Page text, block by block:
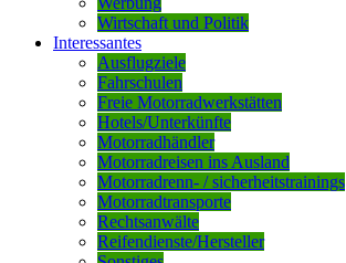
Wirtschaft und Politik
Interessantes
Ausflugziele
Fahrschulen
Freie Motorradwerkstätten
Hotels/Unterkünfte
Motorradhändler
Motorradreisen ins Ausland
Motorradrenn- / sicherheitstrainings
Motorradtransporte
Rechtsanwälte
Reifendienste/Hersteller